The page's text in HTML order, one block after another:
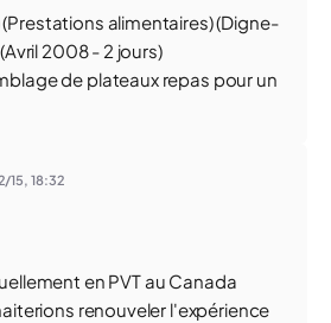
alimentaires) (Digne-
2008 - 2 jours)
de plateaux repas pour un
15, 18:32
en PVT au Canada
renouveler l'expérience